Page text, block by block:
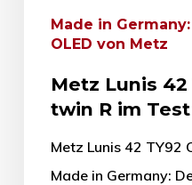
Made in
OLED von Metz
Metz Lunis 42
twin R im Test
Metz Lunis 42 TY92
Made in Germany: